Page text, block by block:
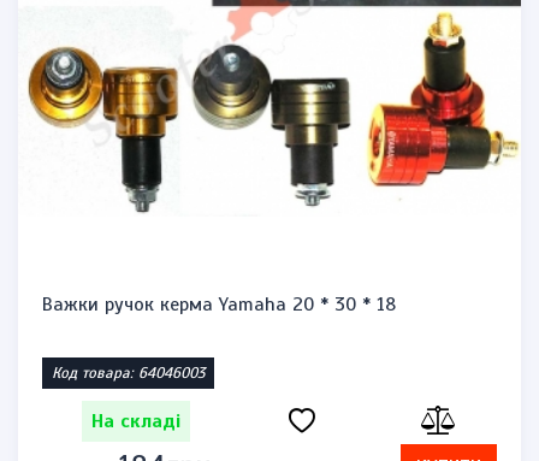
Запальничка бензинова тип zippo "Honda st1300"
Код товара: 1471864623
На складі